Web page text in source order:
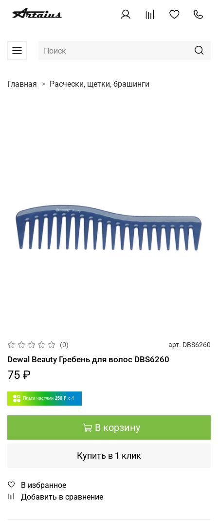
Главная Расчески, щетки, брашинги
(0) арт. DBS6260
Dewal Beauty Гребень для волос DBS6260
75 ₽
Плати частями 250 ₽ x 4
В корзину
Купить в 1 клик
В избранное
Добавить в сравнение